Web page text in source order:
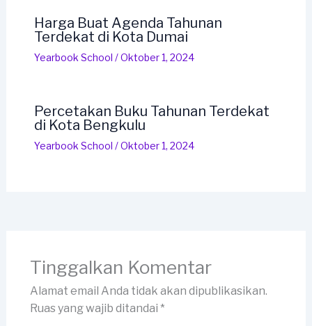
Harga Buat Agenda Tahunan
Terdekat di Kota Dumai
Yearbook School /Oktober 1, 2024
Percetakan Buku Tahunan Terdekat
di Kota Bengkulu
Yearbook School /Oktober 1, 2024
Tinggalkan Komentar
Alamat email Anda tidak akan dipublikasikan.
Ruas yang wajib ditandai *